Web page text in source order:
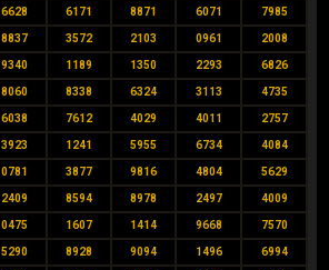
6628 6171 8871 6071 7985
8837 3572 2103 0961 2008
9340 1189 1350 2293 6826
8060 8338 6324 3113 4735
6038 7612 4029 4011 2757
3923 1241 5955 6734 4084
0781 3877 9816 4804 5629
2409 8594 8978 2497 4009
0475 1607 1414 9668 7570
5290 8928 9094 1496 6994